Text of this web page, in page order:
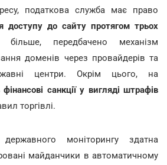
податкова служба має право
доступу до сайту протягом трьох
передбачено механізм
доменів через провайдерів та
центри. Окрім цього, на
фінансові санкції у вигляді штрафів
торгівлі.
моніторингу здатна
майданчики в автоматичному